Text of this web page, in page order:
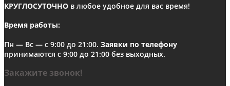
КРУГЛОСУТОЧНО в любое удобное для вас время!
Время работы:
Пн — Вс — с 9:00 до 21:00. Заявки по телефону
принимаются с 9:00 до 21:00 без выходных.
Закажите звонок!